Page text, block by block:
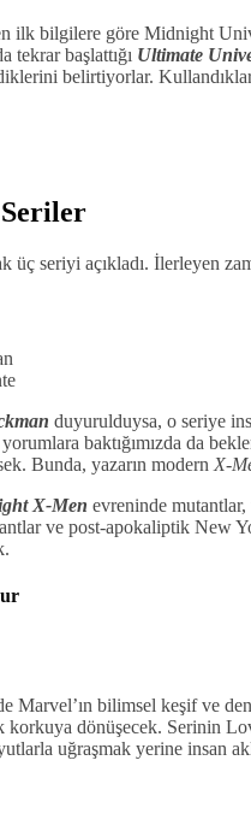
ilk bilgilere göre Midnight
tekrar başlattığı Ultimate
belirtiyorlar.
üç seriyi açıkladı. İlerleyen
duyurulduysa, o seriye
baktığımızda da
Bunda, yazarın modern X-
X-Men evreninde
ve post-apokaliptik New
Marvel’ın bilimsel keşif ve
dönüşecek. Serinin
uğraşmak yerine insan